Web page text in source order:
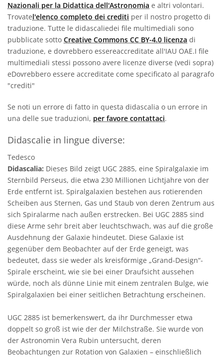
Nazionali per la Didattica dell'Astronomia e altri volontari.
Trovatel'elenco completo dei crediti per il nostro progetto di
traduzione. Tutte le didascaliedei file multimediali sono
pubblicate sotto Creative Commons CC BY-4.0 licenza di
traduzione, e dovrebbero essereaccreditate all'IAU OAE.I file
multimediali stessi possono avere licenze diverse (vedi sopra)
eDovrebbero essere accreditate come specificato al paragrafo
"crediti"
Se noti un errore di fatto in questa didascalia o un errore in
una delle sue traduzioni, per favore contattaci.
Didascalie in lingue diverse:
Tedesco
Didascalia: Dieses Bild zeigt UGC 2885, eine Spiralgalaxie im
Sternbild Perseus, die etwa 230 Millionen Lichtjahre von der
Erde entfernt ist. Spiralgalaxien bestehen aus rotierenden
Scheiben aus Sternen, Gas und Staub von deren Zentrum aus
sich Spiralarme nach außen erstrecken. Bei UGC 2885 sind
diese Arme sehr breit aber leuchtschwach, was auf die große
Ausdehnung der Galaxie hindeutet. Diese Galaxie ist
gegenüber dem Beobachter auf der Erde geneigt, was
bedeutet, dass sie weder als kreisförmige „Grand-Design“-
Spirale erscheint, wie sie bei einer Draufsicht aussehen
würde, noch als dünne Linie mit einem zentralen Bulge, wie
Spiralgalaxien bei einer seitlichen Betrachtung erscheinen.
UGC 2885 ist bemerkenswert, da ihr Durchmesser etwa
doppelt so groß ist wie der der Milchstraße. Sie wurde von
der Astronomin Vera Rubin untersucht, deren
Beobachtungen zur Rotation von Galaxien – einschließlich